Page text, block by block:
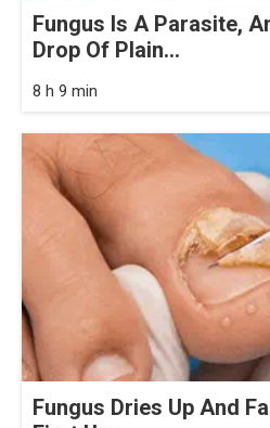
Fungus Is A Parasite,
Drop Of Plain...
8 h 9 min
Fungus Dries Up And